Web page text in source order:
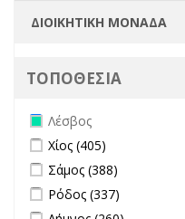
ΤΟΠΟΘΕΣΙΑ
Remove Λέσβος filter
Λέσβος
Apply Χίος filter
Χίος (405)
Apply Σάμος filter
Σάμος (388)
Apply Ρόδος filter
Ρόδος (337)
Apply Λήμνος filter